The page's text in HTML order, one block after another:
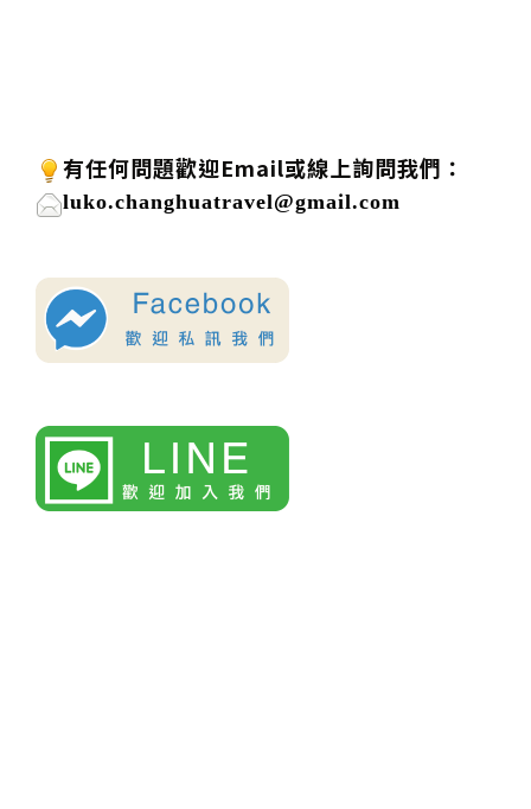
有任何問題歡迎Email或線上詢問我們：
luko.changhuatravel@gmail.com